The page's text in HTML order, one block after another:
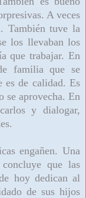
A veces
También tuve la
los llevaban los
que trabajar. En
familia que se
es de calidad. Es
se aprovecha. En
y dialogar,
engañen. Una
concluye que las
hoy dedican al
de sus hijos